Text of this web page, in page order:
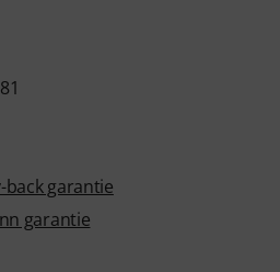
back garantie
garantie